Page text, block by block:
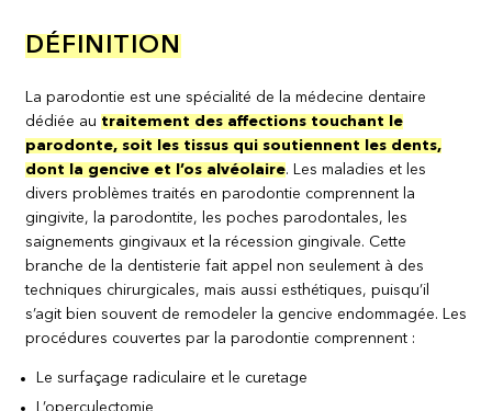
DÉFINITION
La parodontie est une spécialité de la médecine dentaire
dédiée au traitement des affections touchant le
parodonte, soit les tissus qui soutiennent les dents,
dont la gencive et l’os alvéolaire. Les maladies et les
divers problèmes traités en parodontie comprennent la
gingivite, la parodontite, les poches parodontales, les
saignements gingivaux et la récession gingivale. Cette
branche de la dentisterie fait appel non seulement à des
techniques chirurgicales, mais aussi esthétiques, puisqu’il
s’agit bien souvent de remodeler la gencive endommagée. Les
procédures couvertes par la parodontie comprennent :
Le surfaçage radiculaire et le curetage
L’operculectomie